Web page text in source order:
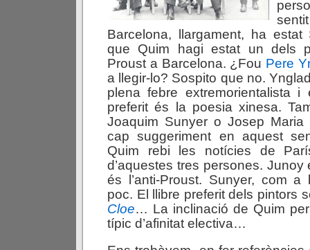
Barcelona, llargament, ha
que Quim hagi estat un dels
Proust a Barcelona. ¿Fou Pere
a llegir-lo? Sospito que no.
plena febre extremorientalista
preferit és la poesia xinesa.
Joaquim Sunyer o Josep
cap suggeriment en aquest
Quim rebi les notícies de
d’aquestes tres persones.
és l’anti-Proust. Sunyer, com a
poc. El llibre preferit dels pintors
Cloe… La inclinació de Quim
típic d’afinitat electiva…